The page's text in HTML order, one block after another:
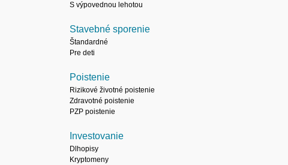
S výpovednou lehotou
Stavebné sporenie
Štandardné
Pre deti
Poistenie
Rizikové životné poistenie
Zdravotné poistenie
PZP poistenie
Investovanie
Dlhopisy
Kryptomeny